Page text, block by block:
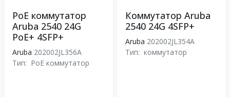
PoE коммутатор
Aruba 2540 24G
PoE+ 4SFP+
Aruba 202002JL356A
Тип: PoE коммутатор
Коммутатор Aruba
2540 24G 4SFP+
Aruba 202002JL354A
Тип: коммутатор